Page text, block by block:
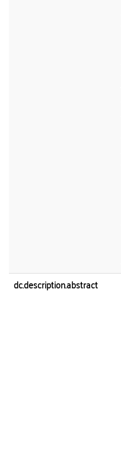
dc.description.abstract